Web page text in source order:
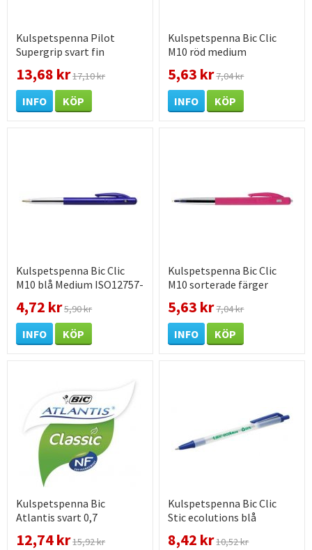
Kulspetspenna Pilot
Supergrip svart fin
13,68 kr17,10 kr
INFO KÖP
Kulspetspenna Bic Clic
M10 röd medium
5,63 kr7,04 kr
INFO KÖP
Kulspetspenna Bic Clic
M10 blå Medium ISO12757-
4,72 kr5,90 kr
INFO KÖP
Kulspetspenna Bic Clic
M10 sorterade färger
5,63 kr7,04 kr
INFO KÖP
Kulspetspenna Bic
Atlantis svart 0,7
12,74 kr15,92 kr
Kulspetspenna Bic Clic
Stic ecolutions blå
8,42 kr10,52 kr